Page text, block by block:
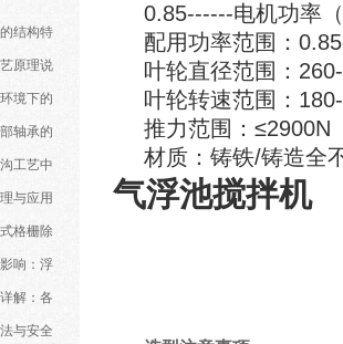
结构特
原理说
境下的
轴承的
工艺中
影响
与应用
格栅除
平度校准
响：浮
适用场景
解：各
与安全
0.85------电机功率
配用功率范围：
叶轮直径范围：
叶轮转速范围：
推力范围：≤2900N
材质：铸铁/铸造全
气浮池搅拌机